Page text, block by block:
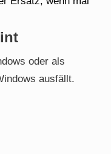
oder als
ausfällt.